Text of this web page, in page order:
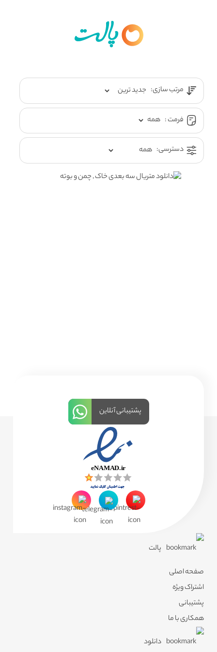
مرتب سازی:
فرمت :
دسترسی:
پالت
صفحه اصلی
اشتراک ویژه
پشتیبانی
همکاری با ما
دانلود
پشتیبانی آنلاین